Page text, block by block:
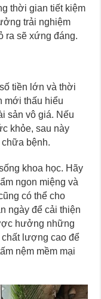
thời gian tiết kiệm
trải nghiệm
ra sẽ xứng đáng.
tiền lớn và thời
mới thấu hiểu
sản vô giá. Nếu
khỏe, sau này
chữa bệnh.
khoa học. Hãy
ngon miệng và
có thể cho
ngày để cải thiện
hưởng những
chất lượng cao để
nệm mềm mại